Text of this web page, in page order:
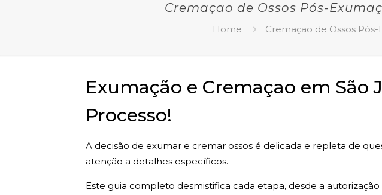
Cremaçao de Ossos Pós-
Home Cremaçao de Ossos
Exumação e Cremaçao em São
Processo!
A decisão de exumar e cremar ossos é delicada e repleta de
atenção a detalhes específicos.
Este guia completo desmistifica cada etapa, desde a